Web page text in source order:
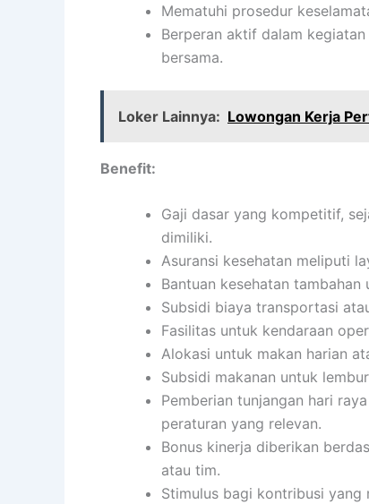
Mematuhi prosedur
Berperan aktif dalam
bersama.
Loker Lainnya: Lowongan Kerja
Benefit:
Gaji dasar yang kompetitif,
dimiliki.
Asuransi kesehatan meliputi
Bantuan kesehatan
Subsidi biaya transportasi
Fasilitas untuk kendaraan
Alokasi untuk makan harian
Subsidi makanan untuk
Pemberian tunjangan hari
peraturan yang relevan.
Bonus kinerja diberikan
atau tim.
Stimulus bagi kontribusi